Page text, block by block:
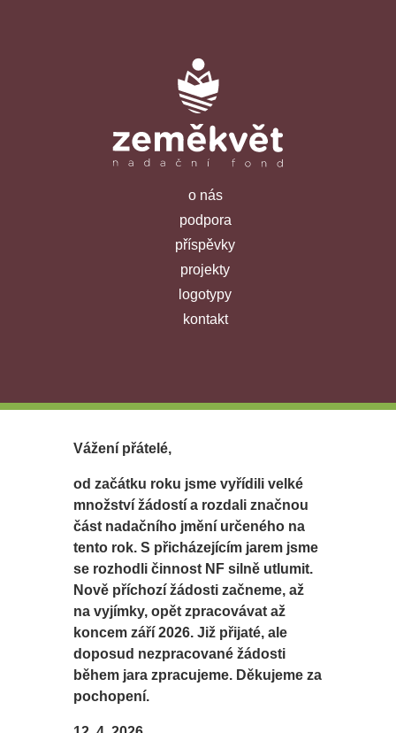
o nás
podpora
příspěvky
projekty
logotypy
kontakt
Vážení přátelé,
od začátku roku jsme vyřídili velké
množství žádostí a rozdali značnou
část nadačního jmění určeného na
tento rok. S přicházejícím jarem jsme
se rozhodli činnost NF silně utlumit.
Nově příchozí žádosti začneme, až
na vyjímky, opět zpracovávat až
koncem září 2026. Již přijaté, ale
doposud nezpracované žádosti
během jara zpracujeme. Děkujeme za
pochopení.